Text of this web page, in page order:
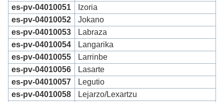
es-pv-04010051
Izoria
es-pv-04010052
Jokano
es-pv-04010053
Labraza
es-pv-04010054
Langarika
es-pv-04010055
Larrinbe
es-pv-04010056
Lasarte
es-pv-04010057
Legutio
es-pv-04010058
Lejarzo/Lexartzu